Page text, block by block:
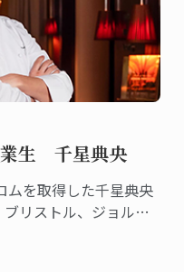
業生 千星典央
ムを取得した千星典央
リストル、ジョルジ
リゾートのエグゼク